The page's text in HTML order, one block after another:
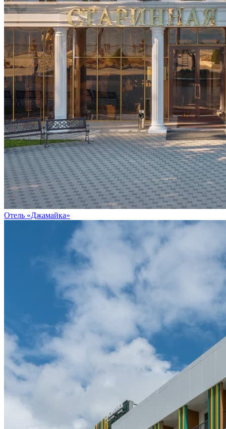
Отель «Джамайка»